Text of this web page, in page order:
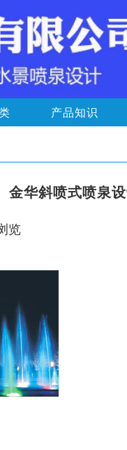
产品知识
金华斜喷式喷泉
览